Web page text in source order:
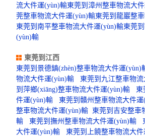
流大件運(yùn)輸東莞到漳州整車物流大
莞整車物流大件運(yùn)輸東莞到龍巖整
東莞到南平整車物流大件運(yùn)輸東莞
(yùn)輸
東莞到江西
東莞到景德鎮(zhèn)整車物流大件運(yùn)
物流大件運(yùn)輸
東莞到九江整車物
到萍鄉(xiāng)整車物流大件運(yùn)輸
東
件運(yùn)輸
東莞到贛州整車物流大件運
整車物流大件運(yùn)輸 東莞到吉安整車
輸
東莞到撫州整車物流大件運(yùn)輸
大件運(yùn)輸
東莞到上饒整車物流大